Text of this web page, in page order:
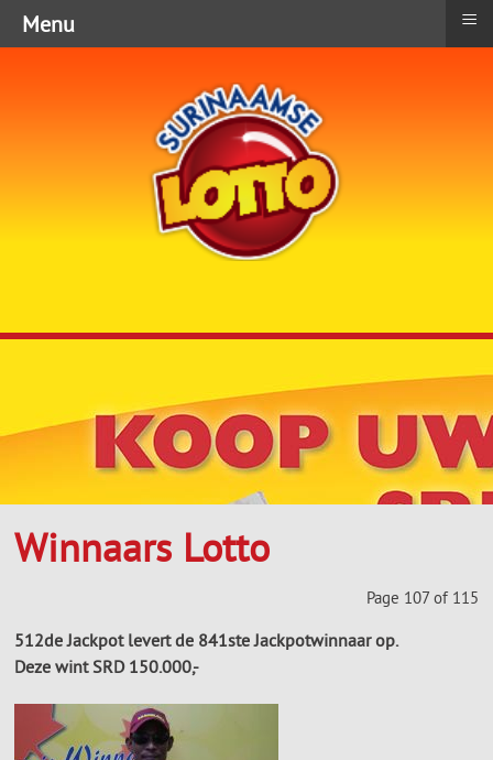
Winnaars Lotto
Page 107 of 115
512de Jackpot levert de 841ste Jackpotwinnaar op.
Deze wint SRD 150.000,-
Menu ≡